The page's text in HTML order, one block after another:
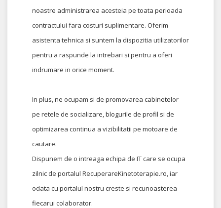
noastre administrarea acesteia pe toata perioada
contractului fara costuri suplimentare. Oferim
asistenta tehnica si suntem la dispozitia utilizatorilor
pentru a raspunde la intrebari si pentru a oferi
indrumare in orice moment.
In plus, ne ocupam si de promovarea cabinetelor
pe retele de socializare, blogurile de profil si de
optimizarea continua a vizibilitatii pe motoare de
cautare.
Dispunem de o intreaga echipa de IT care se ocupa
zilnic de portalul RecuperareKinetoterapie.ro, iar
odata cu portalul nostru creste si recunoasterea
fiecarui colaborator.